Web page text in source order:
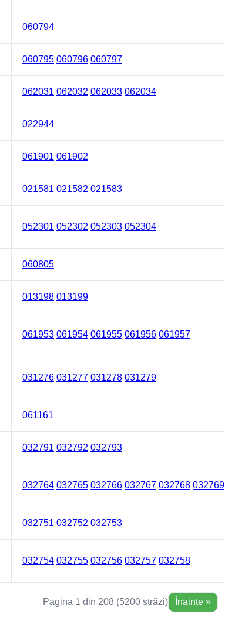
060794
060795 060796 060797
062031 062032 062033 062034
022944
061901 061902
021581 021582 021583
052301 052302 052303 052304
060805
013198 013199
061953 061954 061955 061956 061957
031276 031277 031278 031279
061161
032791 032792 032793
032764 032765 032766 032767 032768 032769
032751 032752 032753
032754 032755 032756 032757 032758
Pagina 1 din 208 (5200 străzi) Înainte »